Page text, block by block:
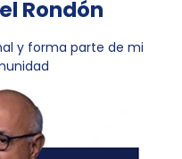
Rondón
y forma parte de mi